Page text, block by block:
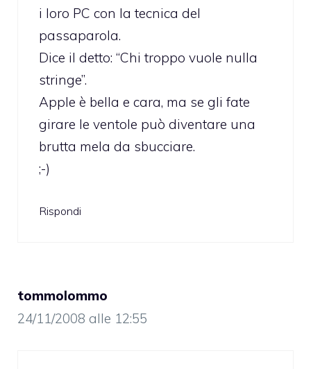
i loro PC con la tecnica del
passaparola.
Dice il detto: “Chi troppo vuole nulla
stringe”.
Apple è bella e cara, ma se gli fate
girare le ventole può diventare una
brutta mela da sbucciare.
;-)
Rispondi
tommolommo
24/11/2008 alle 12:55